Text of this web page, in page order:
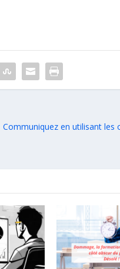
Communiquez en utilisant les